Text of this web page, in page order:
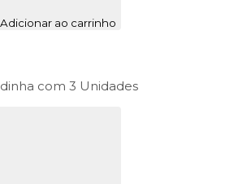
Adicionar ao carrinho
com 3 Unidades